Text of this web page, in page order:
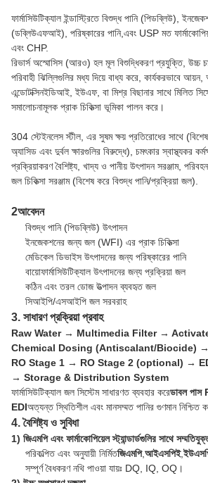
ফার্মাসিউটিক্যাল ইন্ডাস্ট্রিতে বিশুদ্ধ পানি (পিডব্লিউ),
(ডব্লিউএফআই), পরিষ্কারের পানি,এবং USP মত
এবং CHP.
রিভার্স অস্মোসিস (আরও) হল মূল বিশুদ্ধিকরণ প্রযুক্তি, উচ্চ
পরিবাহী ঝিল্লিগুলির মধ্য দিয়ে বাধ্য করে, কার্যকরভাবে
এন্ডোটক্সিনইডিআই, ইউএফ, বা মিশ্র বিছানার সাথে মিলিত
সমালোচনামূলক প্রাক চিকিত্সা ভূমিকা পালন করে।
304 স্টেইনলেস স্টীল, এর সুষম ক্ষয় প্রতিরোধের সাথে
অ্যাসিড এবং দুর্বল ক্ষারগুলির বিরুদ্ধে), চমৎকার স্বাস্থ্যকর
প্রক্রিয়াকরণ বৈশিষ্ট্য, খাদ্য ও পানীয় উৎপাদন সরঞ্জাম,
জল চিকিত্সা সরঞ্জাম (বিশেষ করে বিশুদ্ধ পানি/প্রক্রিয়া জল).
2আবেদন
বিশুদ্ধ পানি (পিডব্লিউ) উৎপাদন
ইনজেকশনের জন্য জল (WFI) এর প্রাক চিকিত্সা
মেডিকেল ডিভাইস উৎপাদনের জন্য পরিষ্কারের পানি
বায়োফার্মাসিউটিক্যাল উৎপাদনের জন্য প্রক্রিয়া জল
কঠিন এবং তরল ডোজ উত্পাদন ব্যবহৃত জল
সিআইপি/এসআইপি জল সরবরাহ
3. সাধারণ প্রক্রিয়া প্রবাহ
Raw Water → Multimedia Filter →
Chemical Dosing (Antiscalant/Biocide)
RO Stage 1 → RO Stage 2 (optional) →
→ Storage & Distribution System
ফার্মাসিউটিক্যাল জল সিস্টেম সাধারণত ব্যবহার করেডাবল পাস
EDIঅত্যন্ত স্থিতিশীল এবং মানসম্মত পানির গুণমান নিশ্চিত
4. বৈশিষ্ট্য ও সুবিধা
1) জিএমপি এবং ফার্মাকোপিয়েল স্ট্যান্ডার্ডগুলির সাথে
পরিকল্পিত এবং অনুযায়ী নির্মিতজিএমপি,আইএসপিই,
সম্পূর্ণ বৈধকরণ নথি পাওয়া যায়ঃ DQ, IQ, OQ।